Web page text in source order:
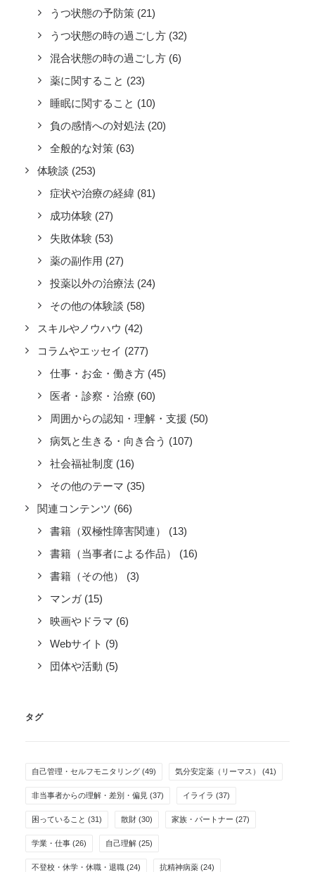
うつ状態の予防策 (21)
うつ状態の時の過ごし方 (32)
混合状態の時の過ごし方 (6)
薬に関すること (23)
睡眠に関すること (10)
負の感情への対処法 (20)
全般的な対策 (63)
体験談 (253)
症状や治療の経緯 (81)
成功体験 (27)
失敗体験 (53)
薬の副作用 (27)
投薬以外の治療法 (24)
その他の体験談 (58)
スキルやノウハウ (42)
コラムやエッセイ (277)
仕事・お金・働き方 (45)
医者・診察・治療 (60)
周囲からの認知・理解・支援 (50)
病気と生きる・向き合う (107)
社会福祉制度 (16)
その他のテーマ (35)
関連コンテンツ (66)
書籍（双極性障害関連）
(13)
書籍（当事者による作品）
(16)
書籍（その他）
(3)
マンガ (15)
映画やドラマ (6)
Webサイト (9)
団体や活動 (5)
タグ
自己管理・セルフモニタリング (49) 気分安定薬（リーマス） (41)
非当事者からの理解・差別・偏見 (37) イライラ (37)
困っていること (31) 散財 (30) 家族・パートナー (27)
学業・仕事 (26) 自己理解 (25)
不登校・休学・休職・退職 (24) 抗精神病薬 (24)